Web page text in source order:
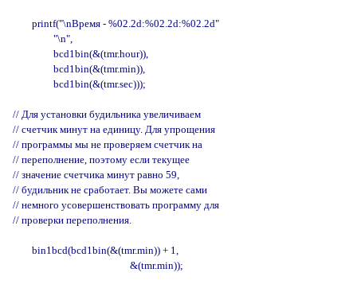
        printf("\nВремя - %02.2d:%02.2d:%02.2d"
                 "\n",
                 bcd1bin(&(tmr.hour)),
                 bcd1bin(&(tmr.min)),
                 bcd1bin(&(tmr.sec)));
// Для установки будильника увеличиваем
// счетчик минут на единицу. Для упрощения
// программы мы не проверяем счетчик на
// переполнение, поэтому если текущее
// значение счетчика минут равно 59,
// будильник не сработает. Вы можете сами
// немного усовершенствовать программу для
// проверки переполнения.
        bin1bcd(bcd1bin(&(tmr.min)) + 1,
                                                 &(tmr.min));